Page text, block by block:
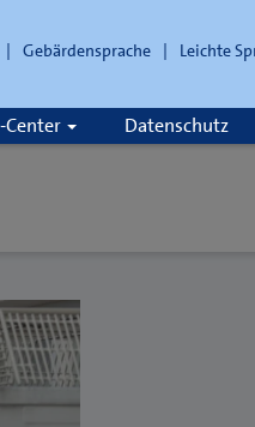
Gebärdensprache Leichte
Center Datenschutz